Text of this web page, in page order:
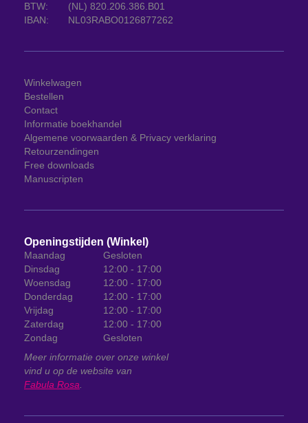
BTW:
(NL) 820.206.386.B01
IBAN:
NL03RABO0126877262
Winkelwagen
Bestellen
Contact
Informatie boekhandel
Algemene voorwaarden & Privacy verklaring
Retourzendingen
Free downloads
Manuscripten
Openingstijden (Winkel)
Maandag
Gesloten
Dinsdag
12:00 - 17:00
Woensdag
12:00 - 17:00
Donderdag
12:00 - 17:00
Vrijdag
12:00 - 17:00
Zaterdag
12:00 - 17:00
Zondag
Gesloten
Meer informatie over onze winkel
vind u op de website van
Fabula Rosa